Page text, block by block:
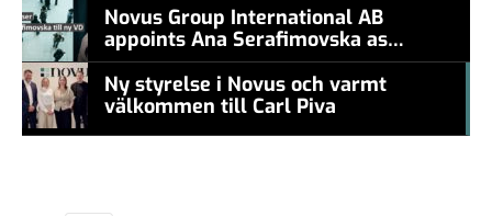
Novus Group International AB
appoints Ana Serafimovska as
new CEO
Ny styrelse i Novus och varmt
välkommen till Carl Piva